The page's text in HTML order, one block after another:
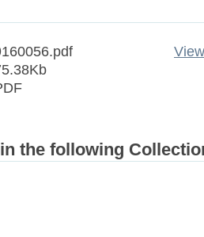
the following